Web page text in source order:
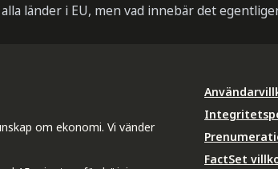
länder i EU, men vad innebär det
om ekonomi. Vi vänder
FactSet